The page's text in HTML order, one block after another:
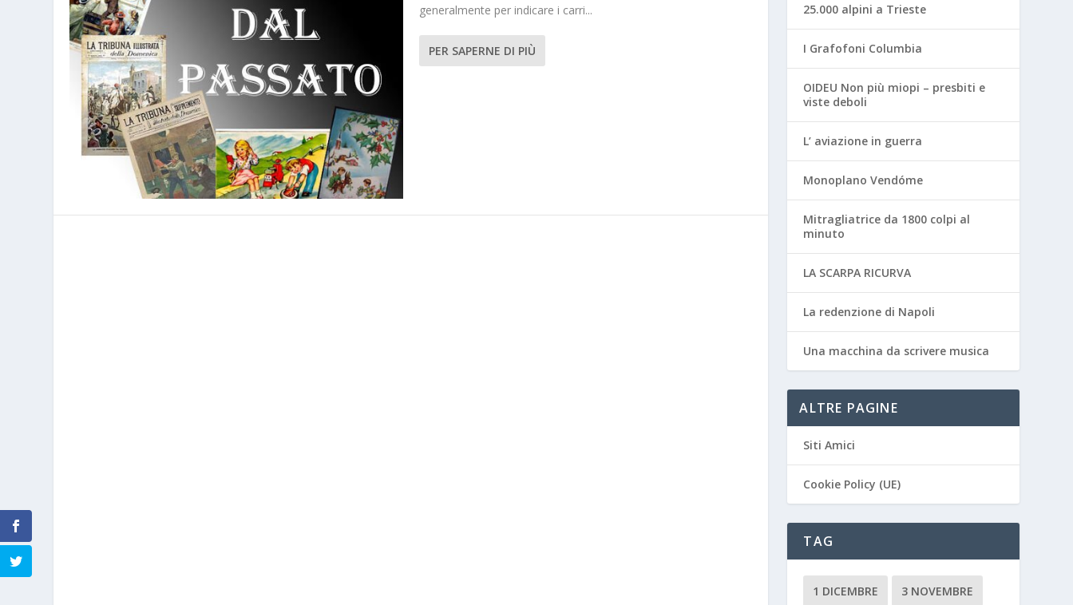
generalmente per indicare i carri...
PER SAPERNE DI PIÙ
25.000 alpini a Trieste
I Grafofoni Columbia
OIDEU Non più miopi – presbiti e
viste deboli
L’ aviazione in guerra
Monoplano Vendóme
Mitragliatrice da 1800 colpi al
minuto
LA SCARPA RICURVA
La redenzione di Napoli
Una macchina da scrivere musica
ALTRE PAGINE
Siti Amici
Cookie Policy (UE)
TAG
1 DICEMBRE 3 NOVEMBRE